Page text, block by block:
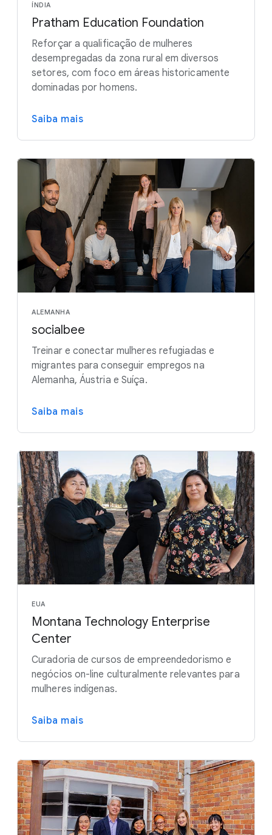
ÍNDIA
Pratham Education Foundation
Reforçar a qualificação de mulheres
desempregadas da zona rural em diversos
setores, com foco em áreas historicamente
dominadas por homens.
Saiba mais
ALEMANHA
socialbee
Treinar e conectar mulheres refugiadas e
migrantes para conseguir empregos na
Alemanha, Áustria e Suíça.
Saiba mais
EUA
Montana Technology Enterprise
Center
Curadoria de cursos de empreendedorismo e
negócios on-line culturalmente relevantes para
mulheres indígenas.
Saiba mais